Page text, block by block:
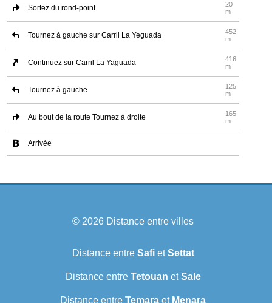
Sortez du rond-point
20
m
Tournez à gauche sur Carril La Yeguada
452
m
Continuez sur Carril La Yaguada
416
m
Tournez à gauche
125
m
Au bout de la route Tournez à droite
165
m
Arrivée
© 2026 Distance entre villes
Distance entre SafietSettat
Distance entre Tetouan etSale
Distance entre Temara et Menara